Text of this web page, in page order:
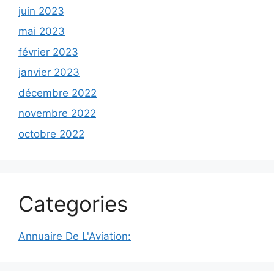
juin 2023
mai 2023
février 2023
janvier 2023
décembre 2022
novembre 2022
octobre 2022
Categories
Annuaire De L'Aviation: